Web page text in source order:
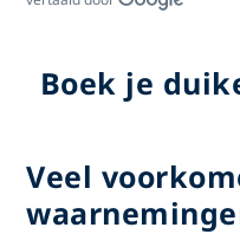
Boek je
Veel